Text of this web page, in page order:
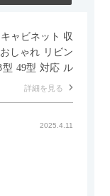
ャビネット 収
しゃれ リビン
49型 対応 ル
詳細を見る
2025.4.11